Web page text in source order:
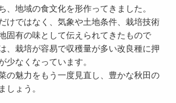
、地域の食文化を形作ってきました。
けではなく、気象や土地条件、栽培技術
固有の味として伝えられてきたもので
、栽培が容易で収穫量が多い改良種に押
少なくなっています。
の魅力をもう一度見直し、豊かな秋田の
しょう。